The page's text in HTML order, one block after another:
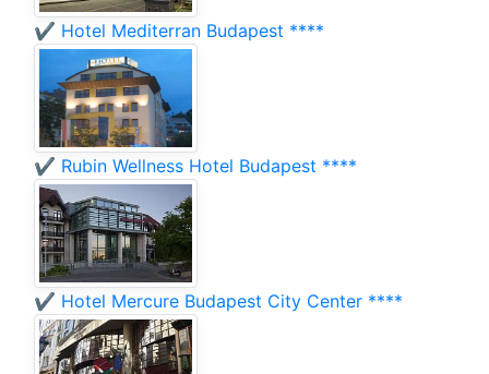
✔️ Hotel Mediterran Budapest ****
✔️ Rubin Wellness Hotel Budapest ****
✔️ Hotel Mercure Budapest City Center ****